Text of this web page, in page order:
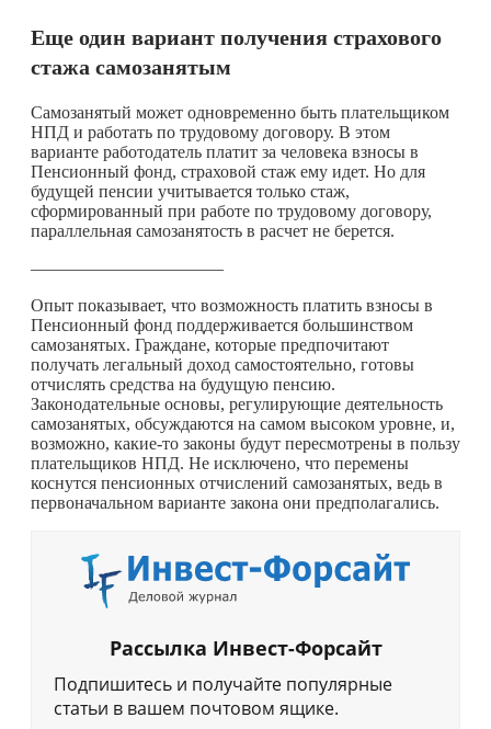
Еще один вариант получения страхового
стажа самозанятым
Самозанятый может одновременно быть плательщиком
НПД и работать по трудовому договору. В этом
варианте работодатель платит за человека взносы в
Пенсионный фонд, страховой стаж ему идет. Но для
будущей пенсии учитывается только стаж,
сформированный при работе по трудовому договору,
параллельная самозанятость в расчет не берется.
———————————
Опыт показывает, что возможность платить взносы в
Пенсионный фонд поддерживается большинством
самозанятых. Граждане, которые предпочитают
получать легальный доход самостоятельно, готовы
отчислять средства на будущую пенсию.
Законодательные основы, регулирующие деятельность
самозанятых, обсуждаются на самом высоком уровне, и,
возможно, какие-то законы будут пересмотрены в пользу
плательщиков НПД. Не исключено, что перемены
коснутся пенсионных отчислений самозанятых, ведь в
первоначальном варианте закона они предполагались.
Рассылка Инвест-Форсайт
Подпишитесь и получайте популярные
статьи в вашем почтовом ящике.